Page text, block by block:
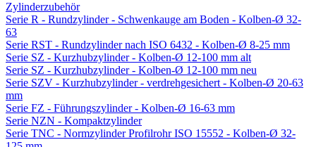
Zylinderzubehör
Serie R - Rundzylinder - Schwenkauge am Boden - Kolben-Ø 32-
63
Serie RST - Rundzylinder nach ISO 6432 - Kolben-Ø 8-25 mm
Serie SZ - Kurzhubzylinder - Kolben-Ø 12-100 mm alt
Serie SZ - Kurzhubzylinder - Kolben-Ø 12-100 mm neu
Serie SZV - Kurzhubzylinder - verdrehgesichert - Kolben-Ø 20-63
mm
Serie FZ - Führungszylinder - Kolben-Ø 16-63 mm
Serie NZN - Kompaktzylinder
Serie TNC - Normzylinder Profilrohr ISO 15552 - Kolben-Ø 32-